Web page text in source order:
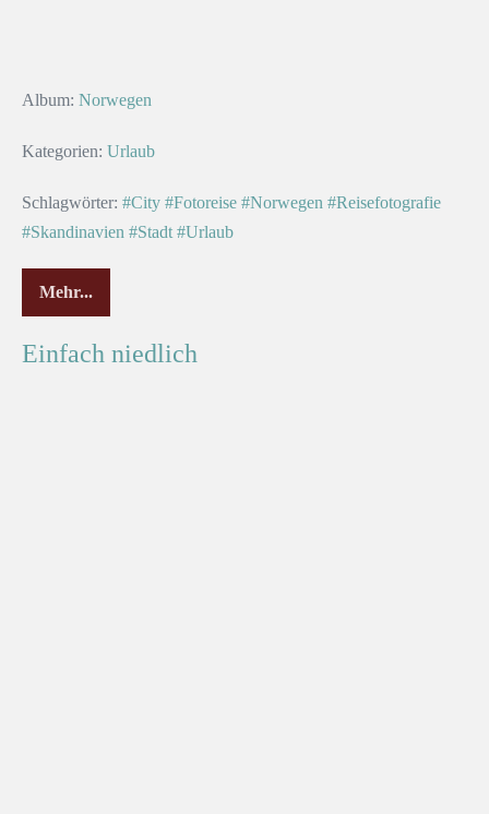
Album: Norwegen
Kategorien: Urlaub
Schlagwörter: #City #Fotoreise #Norwegen #Reisefotografie
#Skandinavien #Stadt #Urlaub
Mehr...
Einfach niedlich